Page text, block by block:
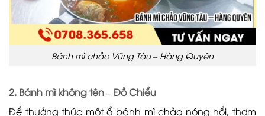
Bánh mì chảo Vũng Tàu – Hàng Quyên
2. Bánh mì không tên – Đồ Chiểu
Để thưởng thức một ổ bánh mì chảo nóng hổi, thơm